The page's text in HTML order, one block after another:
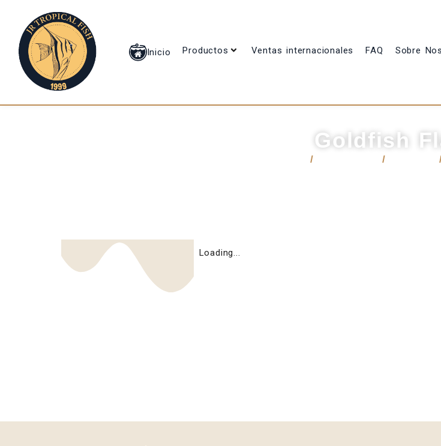
Inicio Productos Ventas internacionales FAQ Sobre
Goldfish
/ /
Loading...